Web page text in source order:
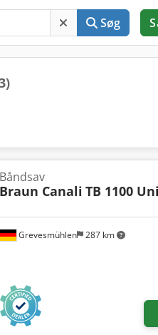
Søg
Grevesmühlen 287 km
Båndsav
Braun Canali TB 1100